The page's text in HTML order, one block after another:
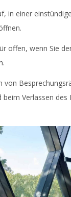
in einer
offen, wenn Sie
von
beim Verlassen des